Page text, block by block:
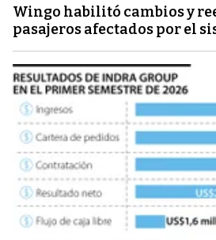
Wingo habilitó cambios y
pasajeros afectados por el